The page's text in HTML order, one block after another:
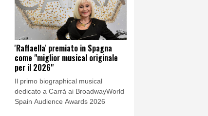
'Raffaella' premiato in Spagna
come "miglior musical originale
per il 2026"
Il primo biographical musical
dedicato a Carrà ai BroadwayWorld
Spain Audience Awards 2026